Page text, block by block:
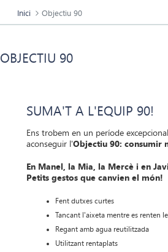
Inici Objectiu 90
OBJECTIU 90
SUMA'T A L'EQUIP 90!
Ens trobem en un període
aconseguir l'Objectiu 90: consumir
En Manel, la Mia, la Mercè i en
Petits gestos que canvien el món!
Fent dutxes curtes
Tancant l'aixeta mentre es renten
Regant amb agua reutilitzada
Utilitzant rentaplats